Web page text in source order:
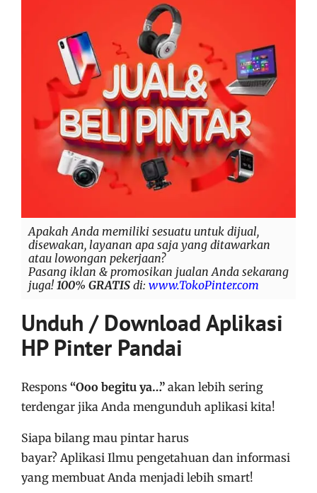
Apakah Anda memiliki sesuatu untuk dijual,
disewakan, layanan apa saja yang ditawarkan
atau lowongan pekerjaan?
Pasang iklan & promosikan jualan Anda sekarang
juga! 100% GRATIS di: www.TokoPinter.com
Unduh / Download Aplikasi
HP Pinter Pandai
Respons “Ooo begitu ya…” akan lebih sering
terdengar jika Anda mengunduh aplikasi kita!
Siapa bilang mau pintar harus
bayar? Aplikasi Ilmu pengetahuan dan informasi
yang membuat Anda menjadi lebih smart!